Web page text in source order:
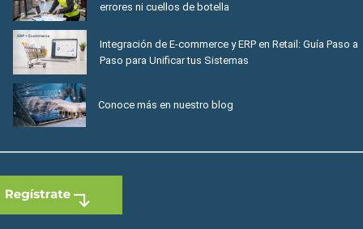
errores ni cuellos de botella
Integración de E-commerce y ERP en Retail: Guía Paso a
Paso para Unificar tus Sistemas
Conoce más en nuestro blog